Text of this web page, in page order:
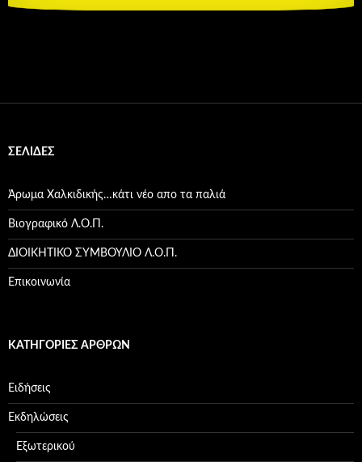
ΣΕΛΊΔΕΣ
Άρωμα Χαλκιδικής…κάτι νέο απο τα παλιά
Βιογραφικό Λ.Ο.Π.
ΔΙΟΙΚΗΤΙΚΟ ΣΥΜΒΟΥΛΙΟ Λ.Ο.Π.
Επικοινωνία
ΚΑΤΗΓΟΡΊΕΣ ΆΡΘΡΩΝ
Ειδήσεις
Εκδηλώσεις
Εξωτερικού